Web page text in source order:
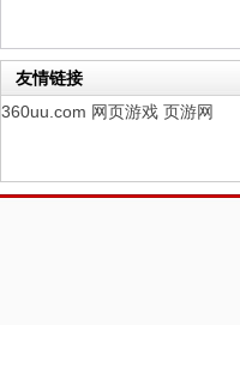
友情链接
360uu.com 网页游戏 页游网